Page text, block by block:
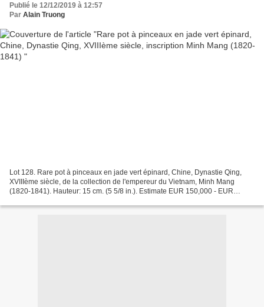
Publié le 12/12/2019 à 12:57
Par Alain Truong
Lot 128. Rare pot à pinceaux en jade vert épinard, Chine, Dynastie Qing,
XVIIIème siècle, de la collection de l'empereur du Vietnam, Minh Mang
(1820-1841). Hauteur: 15 cm. (5 5/8 in.). Estimate EUR 150,000 - EUR